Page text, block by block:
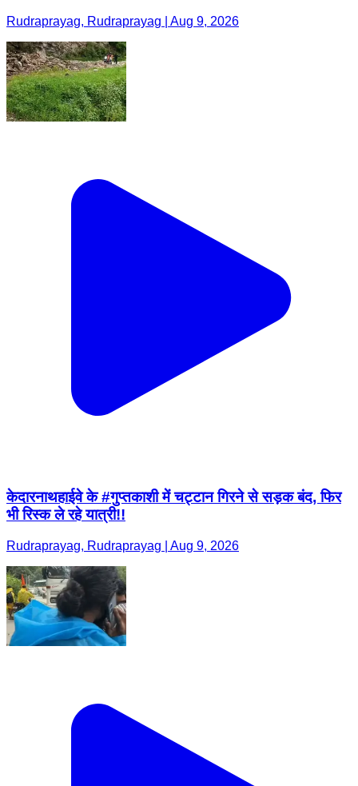
Rudraprayag, Rudraprayag | Aug 9, 2026
केदारनाथहाईवे के #गुप्तकाशी में चट्टान गिरने से सड़क बंद, फिर
भी रिस्क ले रहे यात्री!!
Rudraprayag, Rudraprayag | Aug 9, 2026